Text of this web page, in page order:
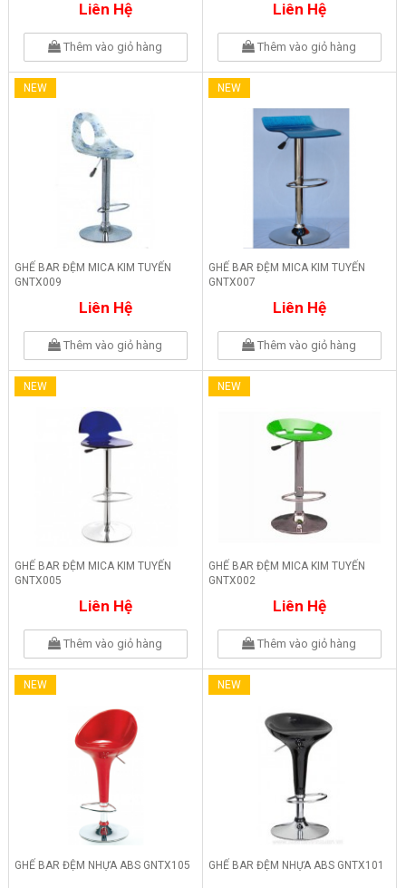
Liên Hệ
Thêm vào giỏ hàng
Liên Hệ
Thêm vào giỏ hàng
NEW
GHẾ BAR ĐỆM MICA KIM TUYẾN
GNTX009
Liên Hệ
Thêm vào giỏ hàng
NEW
GHẾ BAR ĐỆM MICA KIM TUYẾN
GNTX007
Liên Hệ
Thêm vào giỏ hàng
NEW
GHẾ BAR ĐỆM MICA KIM TUYẾN
GNTX005
Liên Hệ
Thêm vào giỏ hàng
NEW
GHẾ BAR ĐỆM MICA KIM TUYẾN
GNTX002
Liên Hệ
Thêm vào giỏ hàng
NEW
GHẾ BAR ĐỆM NHỰA ABS GNTX105
NEW
GHẾ BAR ĐỆM NHỰA ABS GNTX101